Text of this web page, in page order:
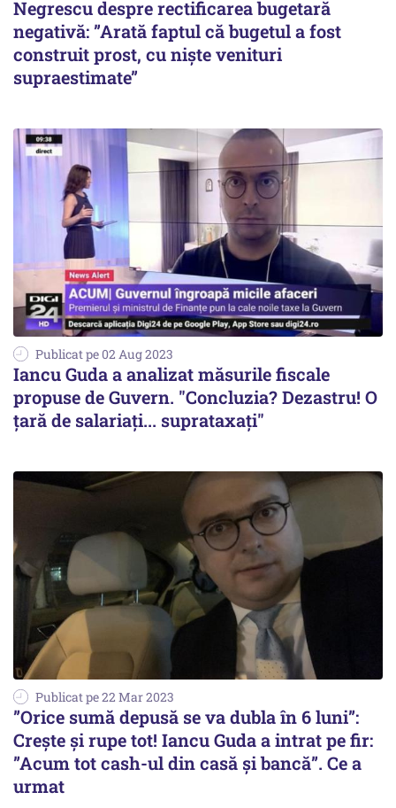
Negrescu despre rectificarea bugetară
negativă: ”Arată faptul că bugetul a fost
construit prost, cu niște venituri
supraestimate”
Publicat pe 02 Aug 2023
Iancu Guda a analizat măsurile fiscale
propuse de Guvern. "Concluzia? Dezastru! O
ţară de salariaţi... suprataxaţi"
Publicat pe 22 Mar 2023
”Orice sumă depusă se va dubla în 6 luni”:
Crește și rupe tot! Iancu Guda a intrat pe fir:
”Acum tot cash-ul din casă și bancă”. Ce a
urmat